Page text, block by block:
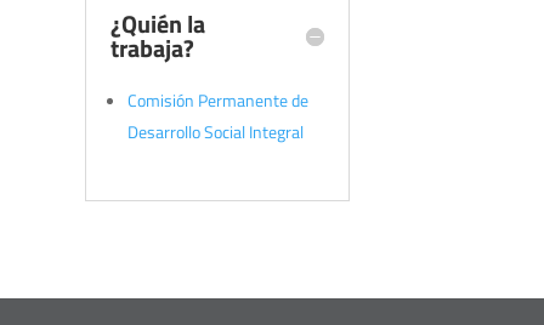
¿Quién la
trabaja?
Comisión Permanente de
Desarrollo Social Integral